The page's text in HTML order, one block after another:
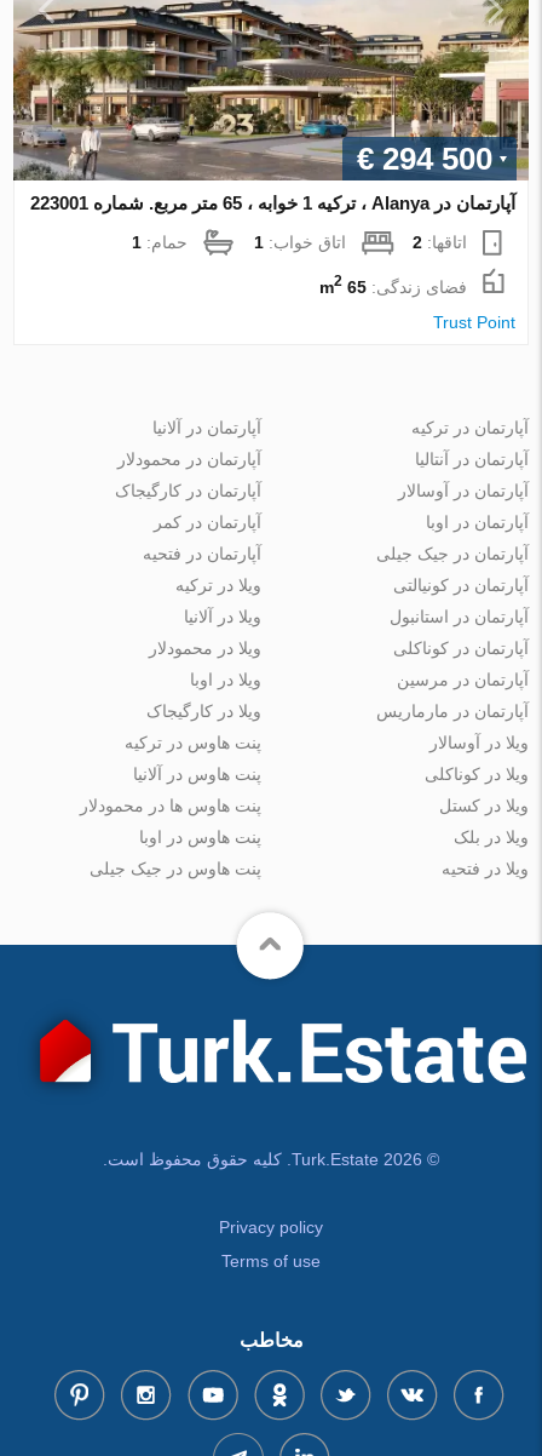
€ 294 500
آپارتمان در Alanya ، ترکیه 1 خوابه ، 65 متر مربع. شماره 223001
اتاقها:2 اتاق خواب:1 حمام:1
فضای زندگی:65 m
2
Trust Point
آپارتمان در ترکیه
آپارتمان در آنتالیا
آپارتمان در آوسالار
آپارتمان در اوبا
آپارتمان در جیک جیلی
آپارتمان در آلانیا
آپارتمان در محمودلار
آپارتمان در کارگیجاک
آپارتمان در کمر
آپارتمان در فتحیه
آپارتمان در کونیالتی
آپارتمان در استانبول
آپارتمان در کوناکلی
آپارتمان در مرسین
آپارتمان در مارماریس
ویلا در ترکیه
ویلا در آلانیا
ویلا در محمودلار
ویلا در اوبا
ویلا در کارگیجاک
ویلا در آوسالار
ویلا در کوناکلی
ویلا در کستل
ویلا در بلک
ویلا در فتحیه
پنت هاوس در ترکیه
پنت هاوس در آلانیا
پنت هاوس ها در محمودلار
پنت هاوس در اوبا
پنت هاوس در جیک جیلی
© Turk.Estate 2026. کلیه حقوق محفوظ است.
Privacy policy
Terms of use
مخاطب